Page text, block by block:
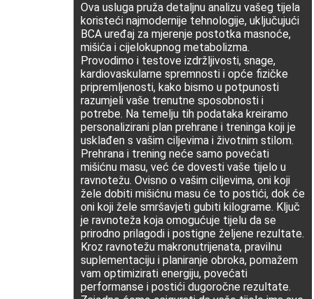
Ova usluga pruža detaljnu analizu vašeg tijela
koristeći najmodernije tehnologije, uključujući
BCA uređaj za mjerenje postotka masnoće,
mišića i cijelokupnog metabolizma.
Provodimo i testove izdržljivosti, snage,
kardiovaskularne spremnosti i opće fizičke
pripremljenosti, kako bismo u potpunosti
razumjeli vaše trenutne sposobnosti i
potrebe. Na temelju tih podataka kreiramo
personalizirani plan prehrane i treninga koji je
usklađen s vašim ciljevima i životnim stilom.
Prehrana i trening neće samo povećati
mišićnu masu, već će dovesti vaše tijelo u
ravnotežu. Ovisno o vašim ciljevima, oni koji
žele dobiti mišićnu masu će to postići, dok će
oni koji žele smršavjeti gubiti kilograme. Ključ
je ravnoteža koja omogućuje tijelu da se
prirodno prilagodi i postigne željene rezultate.
Kroz ravnotežu makronutrijenata, pravilnu
suplementaciju i planiranje obroka, pomažem
vam optimizirati energiju, povećati
performanse i postići dugoročne rezultate.